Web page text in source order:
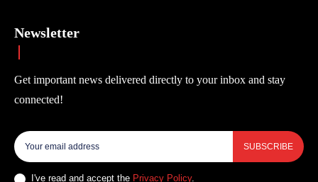
Newsletter
Get important news delivered directly to your inbox and stay
connected!
SUBSCRIBE
I've read and accept the Privacy Policy.